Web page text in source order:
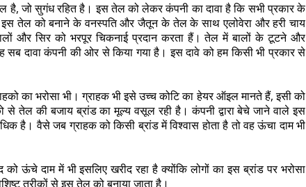
है, जो सुगंध रहित है। इस तेल को लेकर कंपनी का दावा है कि सभी प्रकार के
तेल को बनाने के वनस्पति और जैतून के तेल के साथ एलोवेरा और हरी चाय
और सिर को भरपूर चिकनाई प्रदान करता हैं। तेल में बालों के टूटने और
दावा कंपनी की ओर से किया गया है। इस दावे को हम किसी भी प्रकार से
का भरोसा भी। ग्राहक भी इसे उच्च कोटि का हेयर ऑइल मानते हैं, इसी को
से तेल की बजाय ब्रांड का मूल्य वसूल रही है। कंपनी द्वारा बेचे जाने वाले इस
है। वैसे जब ग्राहक को किसी ब्रांड में विश्वास होता है तो वह ऊंचा दाम भी
ऊंचे दाम में भी इसलिए खरीद रहा है क्योंकि लोगों का इस ब्रांड पर भरोसा
तरीकों से इस तेल को बनाया जाता है।